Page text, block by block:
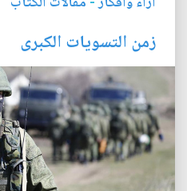
زمن التسويات الكبرى